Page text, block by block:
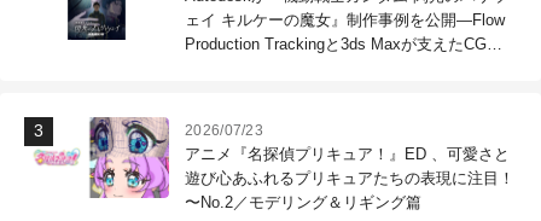
ェイ キルケーの魔女』制作事例を公開―Flow
Production Trackingと3ds Maxが支えたCG制
2026/07/23
アニメ『名探偵プリキュア！』ED 、可愛さと
遊び心あふれるプリキュアたちの表現に注目！
〜No.2／モデリング＆リギング篇